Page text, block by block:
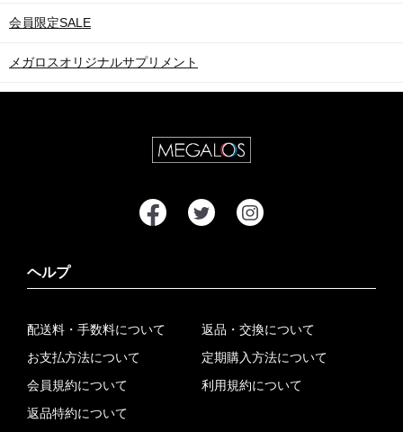
会員限定SALE
メガロスオリジナルサプリメント
ヘルプ
配送料・手数料について
お支払方法について
会員規約について
返品特約について
返品・交換について
定期購入方法について
利用規約について